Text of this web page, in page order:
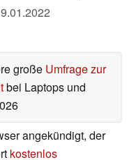
große Umfrage zur
bei Laptops und
angekündigt, der
kostenlos